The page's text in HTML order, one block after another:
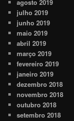
agosto 2019
julho 2019
junho 2019
maio 2019
abril 2019
março 2019
fevereiro 2019
janeiro 2019
dezembro 2018
novembro 2018
outubro 2018
setembro 2018